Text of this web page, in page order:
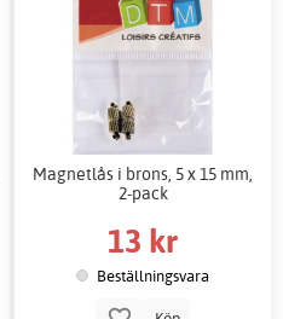
Magnetlås i brons, 5 x 15 mm,
2-pack
13 kr
Beställningsvara